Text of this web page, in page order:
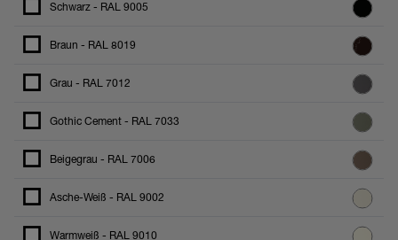
Schwarz - RAL 9005
Braun - RAL 8019
Grau - RAL 7012
Gothic Cement - RAL 7033
Beigegrau - RAL 7006
Asche-Weiß - RAL 9002
Warmweiß - RAL 9010